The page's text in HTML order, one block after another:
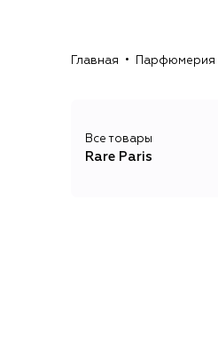
Главная Парфюмерия
Все товары
Rare Paris